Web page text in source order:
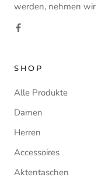
werden, nehmen wir
SHOP
Alle Produkte
Damen
Herren
Accessoires
Aktentaschen